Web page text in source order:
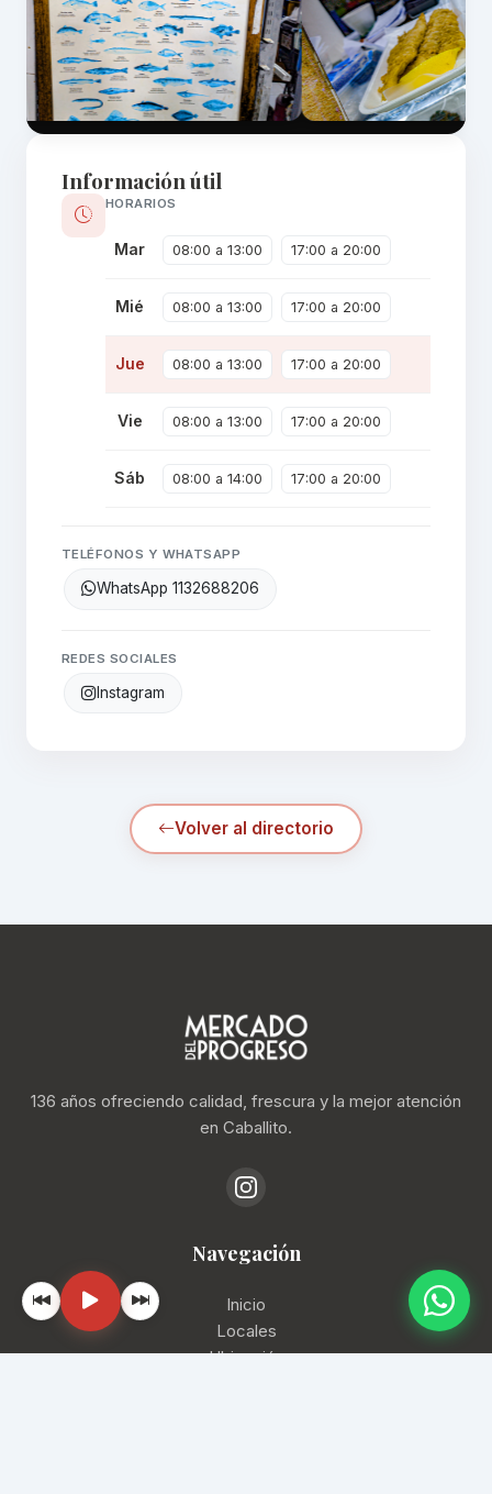
Información útil
HORARIOS
Mar 08:00 a 13:00 17:00 a 20:00
Mié 08:00 a 13:00 17:00 a 20:00
Jue 08:00 a 13:00 17:00 a 20:00
Vie 08:00 a 13:00 17:00 a 20:00
Sáb 08:00 a 14:00 17:00 a 20:00
TELÉFONOS Y WHATSAPP
WhatsApp 1132688206
REDES SOCIALES
Instagram
Volver al directorio
136 años ofreciendo calidad, frescura y la mejor atención
en Caballito.
Navegación
Inicio
Locales
Ubicación